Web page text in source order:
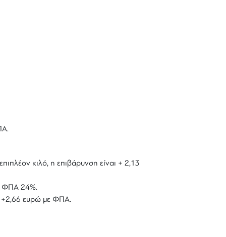
κιλό, η επιβάρυνση είναι + 2,13
ΦΠΑ 24%.
+2,66 ευρώ με ΦΠΑ.